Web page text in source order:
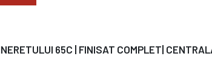
65C | FINISAT COMPLET|